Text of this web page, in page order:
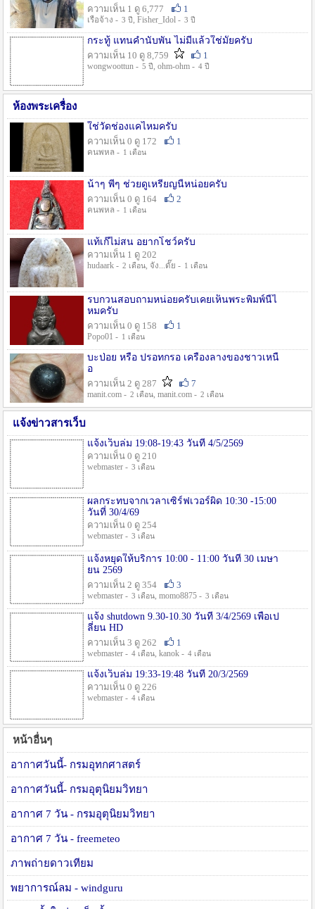
ความเห็น 1 ดู 6,777
1
เรือจ้าง - 3 ปี , Fisher_Idol - 3 ปี
กระทู้ แทนคำนับพัน ไม่มีแล้วใช่มั๊ยครับ
ความเห็น 10 ดู 8,759
1
wongwoottun - 5 ปี , ohm-ohm - 4 ปี
ห้องพระเครื่อง
ใช่วัดช่องแคไหมครับ
ความเห็น 0 ดู 172
1
คนพหล - 1 เดือน
น้าๆ พี่ๆ ช่วยดูเหรียญนี้หน่อยครับ
ความเห็น 0 ดู 164
2
คนพหล - 1 เดือน
แท้เก๊ไม่สน อยากโชว์ครับ
ความเห็น 1 ดู 202
hudaark - 2 เดือน, จัง...ดั๊ย - 1 เดือน
รบกวนสอบถามหน่อยครับเคยเห็นพระพิมพ์นี้ไ
หมครับ
ความเห็น 0 ดู 158
1
Popo01 - 1 เดือน
บะป่อย หรือ ปรอทกรอ เครื่องลางของชาวเหนื
อ
ความเห็น 2 ดู 287
7
manit.com - 2 เดือน, manit.com - 2 เดือน
แจ้งข่าวสารเว็บ
แจ้งเว็บล่ม 19:08-19:43 วันที่ 4/5/2569
ความเห็น 0 ดู 210
webmaster - 3 เดือน
ผลกระทบจากเวลาเซิร์ฟเวอร์ผิด 10:30 -15:00
วันที่ 30/4/69
ความเห็น 0 ดู 254
webmaster - 3 เดือน
แจ้งหยุดให้บริการ 10:00 - 11:00 วันที่ 30 เมษา
ยน 2569
ความเห็น 2 ดู 354
3
webmaster - 3 เดือน, momo8875 - 3 เดือน
แจ้ง shutdown 9.30-10.30 วันที่ 3/4/2569 เพื่อเป
ลี่ยน HD
ความเห็น 3 ดู 262
1
webmaster - 4 เดือน, kanok - 4 เดือน
แจ้งเว็บล่ม 19:33-19:48 วันที่ 20/3/2569
ความเห็น 0 ดู 226
webmaster - 4 เดือน
หน้าอื่นๆ
อากาศวันนี้- กรมอุทกศาสตร์
อากาศวันนี้- กรมอุตุนิยมวิทยา
อากาศ 7 วัน - กรมอุตุนิยมวิทยา
อากาศ 7 วัน - freemeteo
ภาพถ่ายดาวเทียม
พยาการณ์ลม - windguru